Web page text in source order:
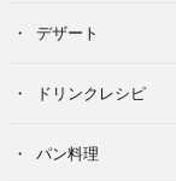
デザート
ドリンクレシピ
パン料理